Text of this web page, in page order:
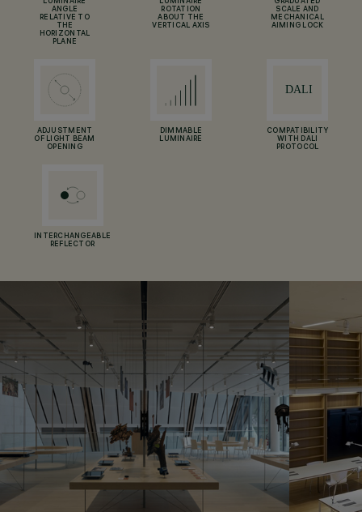
LUMINAIRE
ANGLE
RELATIVE TO
THE
HORIZONTAL
PLANE
LUMINAIRE
ROTATION
ABOUT THE
VERTICAL AXIS
GRADUATED
SCALE AND
MECHANICAL
AIMING LOCK
ADJUSTMENT
OF LIGHT BEAM
OPENING
DIMMABLE
LUMINAIRE
COMPATIBILITY
WITH DALI
PROTOCOL
INTERCHANGEABLE
REFLECTOR